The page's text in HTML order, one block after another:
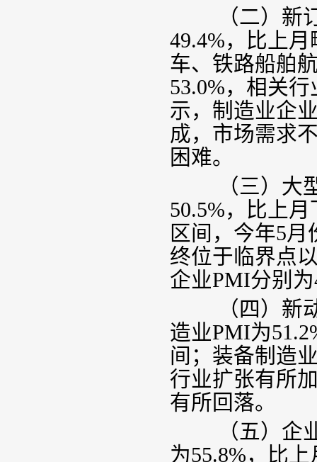
（二）新订
49.4%，比上月
车、铁路船舶
53.0%，相关
示，制造业企
成，市场需求
困难。
（三）大
50.5%，比上月
区间，今年5月
终位于临界点
企业PMI分别为
（四）新动
造业PMI为
间；装备制造
行业扩张有所
有所回落。
（五）企业
为55.8%，比